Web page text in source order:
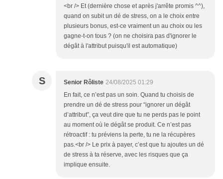
<br /> Et (dernière chose et après j'arrête promis ^^),
quand on subit un dé de stress, on a le choix entre
plusieurs bonus, est-ce vraiment un au choix ou les
gagne-t-on tous ? (on ne choisira pas d'ignorer le
dégât à l'attribut puisqu'il est automatique)
S Senior Rôliste 24/08/2025 01:29
En fait, ce n’est pas un soin. Quand tu choisis de
prendre un dé de stress pour “ignorer un dégât
d’attribut”, ça veut dire que tu ne perds pas le point
au moment où le dégât se produit. Ce n’est pas
rétroactif : tu préviens la perte, tu ne la récupères
pas.<br /> Le prix à payer, c’est que tu ajoutes un dé
de stress à ta réserve, avec les risques que ça
implique ensuite.